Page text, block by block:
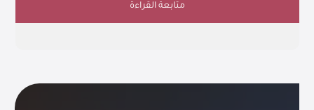
متابعة القراءة